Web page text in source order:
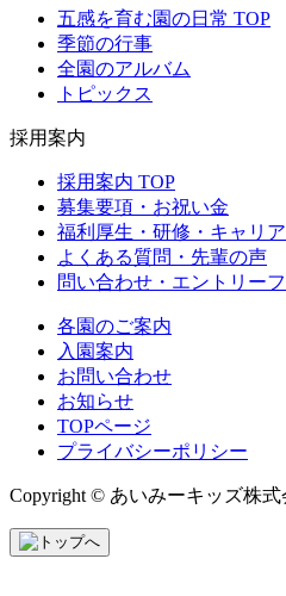
五感を育む園の日常 TOP
季節の行事
全園のアルバム
トピックス
採用案内
採用案内 TOP
募集要項・お祝い金
福利厚生・研修・キャリ
よくある質問・先輩の声
問い合わせ・エントリー
各園のご案内
入園案内
お問い合わせ
お知らせ
TOPページ
プライバシーポリシー
Copyright © あいみーキッズ株式